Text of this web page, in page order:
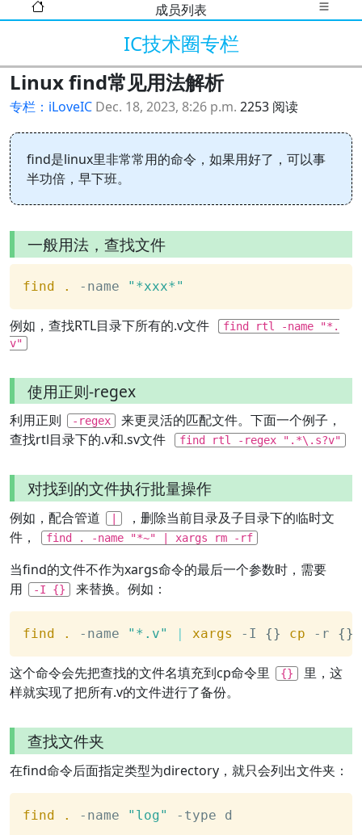
成员列表
IC技术圈专栏
Linux find常见用法解析
专栏：iLoveIC Dec. 18, 2023, 8:26 p.m. 2253 阅读
find是linux里非常常用的命令，如果用好了，可以事
半功倍，早下班。
一般用法，查找文件
find . -name "*xxx*"
例如，查找RTL目录下所有的.v文件
find rtl -name "*.
v"
使用正则-regex
利用正则 -regex
来更灵活的匹配文件。下面一个例子，
查找rtl目录下的.v和.sv文件
find rtl -regex ".*\.s?v"
对找到的文件执行批量操作
例如，配合管道
，删除当前目录及子目录下的临时文
件，
find . -name "*~" | xargs rm -rf
当find的文件不作为xargs命令的最后一个参数时，需要
用
-I {} 来替换。例如：
find . -name "*.v" | xargs -I {} cp -r {}
这个命令会先把查找的文件名填充到cp命令里 {}
里，这
样就实现了把所有.v的文件进行了备份。
查找文件夹
在find命令后面指定类型为directory，就只会列出文件夹：
find . -name "log" -type d